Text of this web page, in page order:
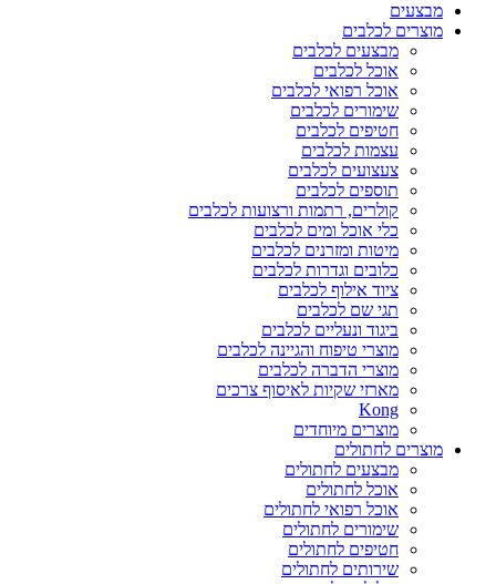
מבצעים
מוצרים לכלבים
מבצעים לכלבים
אוכל לכלבים
אוכל רפואי לכלבים
שימורים לכלבים
חטיפים לכלבים
עצמות לכלבים
צעצועים לכלבים
תוספים לכלבים
קולרים, רתמות ורצועות לכלבים
כלי אוכל ומים לכלבים
מיטות ומזרנים לכלבים
כלובים וגדרות לכלבים
ציוד אילוף לכלבים
תגי שם לכלבים
ביגוד ונעליים לכלבים
מוצרי טיפוח והגיינה לכלבים
מוצרי הדברה לכלבים
מארזי שקיות לאיסוף צרכים
Kong
מוצרים מיוחדים
מוצרים לחתולים
מבצעים לחתולים
אוכל לחתולים
אוכל רפואי לחתולים
שימורים לחתולים
חטיפים לחתולים
שירותים לחתולים